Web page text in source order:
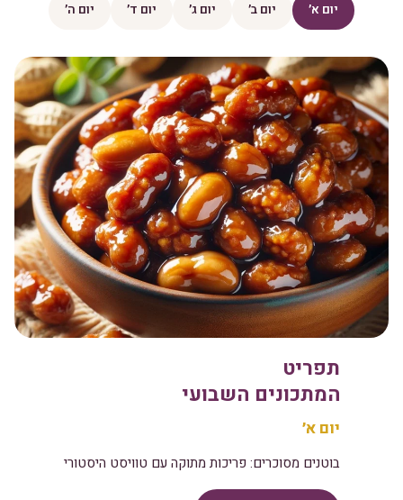
יום א׳ יום ב׳ יום ג׳ יום ד׳ יום ה׳
תפריט
המתכונים השבועי
יום א׳
בוטנים מסוכרים: פריכות מתוקה עם טוויסט היסטורי